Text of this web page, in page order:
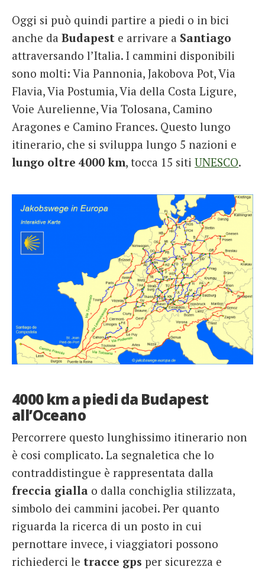
Oggi si può quindi partire a piedi o in bici
anche da Budapest e arrivare a Santiago
attraversando l’Italia. I cammini disponibili
sono molti: Via Pannonia, Jakobova Pot, Via
Flavia, Via Postumia, Via della Costa Ligure,
Voie Aurelienne, Via Tolosana, Camino
Aragones e Camino Frances. Questo lungo
itinerario, che si sviluppa lungo 5 nazioni e
lungo oltre 4000 km, tocca 15 siti UNESCO.
4000 km a piedi da Budapest
all’Oceano
Percorrere questo lunghissimo itinerario non
è cosi complicato. La segnaletica che lo
contraddistingue è rappresentata dalla
freccia gialla o dalla conchiglia stilizzata,
simbolo dei cammini jacobei. Per quanto
riguarda la ricerca di un posto in cui
pernottare invece, i viaggiatori possono
richiederci le tracce gps per sicurezza e